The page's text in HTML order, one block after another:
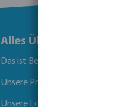
Alles Über Bevo
Das ist Bevo
Unsere Produkte
Unsere Lösungen